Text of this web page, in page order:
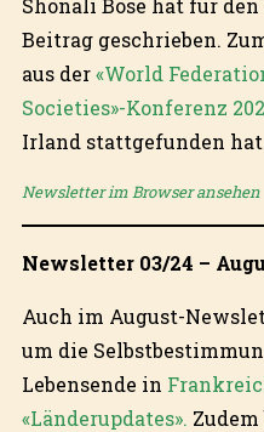
Shonali Bose hat für
Beitrag geschrieben.
aus der«World
Societies»-Konferenz
Irland stattgefunden
Newsletter im Browser ansehen
Newsletter 03/24 –
Auch im August-
um die
Lebensende in
«Länderupdates».